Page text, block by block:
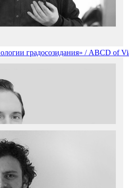
градосозидания» / ABCD of